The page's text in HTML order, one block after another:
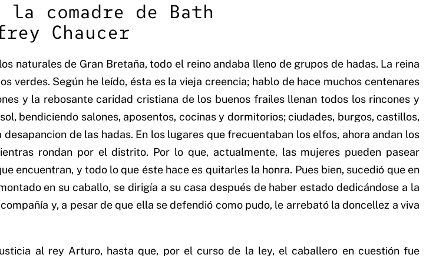
comadre de Bath
Chaucer
naturales de Gran Bretaña, todo el reino andaba lleno de grupos de hadas. La reina
Según he leído, ésta es la vieja creencia; hablo de hace muchos centenares
y la rebosante caridad cristiana de los buenos frailes llenan todos los rincones y
bendiciendo salones, aposentos, cocinas y dormitorios; ciudades, burgos, castillos,
de las hadas. En los lugares que frecuentaban los elfos, ahora andan los
rondan por el distrito. Por lo que, actualmente, las mujeres pueden pasear
encuentran, y todo lo que éste hace es quitarles la honra. Pues bien, sucedió que en
en su caballo, se dirigía a su casa después de haber estado dedicándose a la
y, a pesar de que ella se defendió como pudo, le arrebató la doncellez a viva
al rey Arturo, hasta que, por el curso de la ley, el caballero en cuestión fue